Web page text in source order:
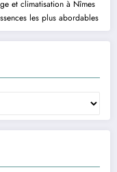
et climatisation à Nîmes
les plus abordables